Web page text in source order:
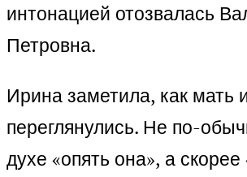
интонацией отозвалась
Петровна.
Ирина заметила, как мать
переглянулись. Не по-
духе «опять она», а скорее